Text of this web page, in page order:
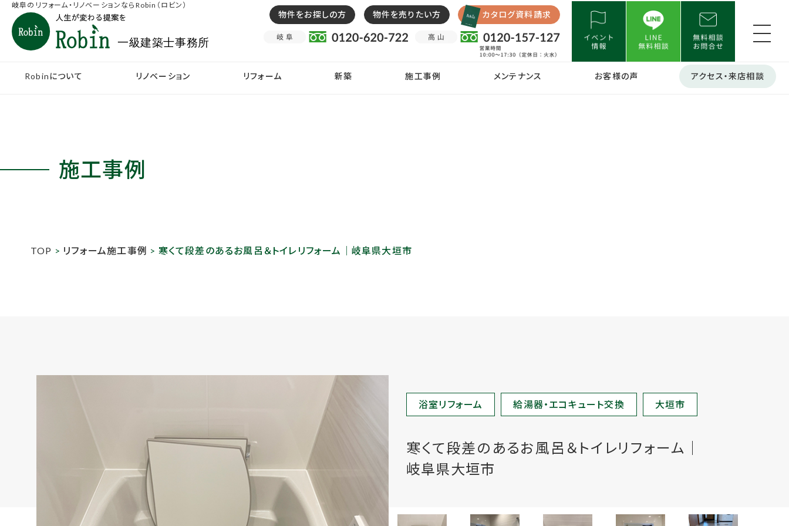
岐阜のリフォーム・リノベーションならRobin（ロビン）
物件をお探しの方 物件を売りたい方 カタログ資料請求
Robinについて リノベーション リフォーム 新築 施工事例 メンテナンス お客様の声 アクセス・来店相談
施工事例
TOP > リフォーム施工事例 > 寒くて段差のあるお風呂＆トイレリフォーム｜岐阜県大垣市
浴室リフォーム 給湯器・エコキュート交換 大垣市
寒くて段差のあるお風呂＆トイレリフォーム｜
岐阜県大垣市